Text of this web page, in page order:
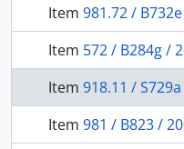
Item 981.72 / B732e / 2001 - Do extrativismo à
Item 572 / B284g / 2000 - O
Item 918.11 / S729a / 1998 - A Amazônia o
Item 981 / B823 /